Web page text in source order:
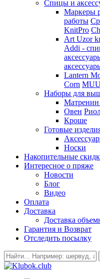
Спицы и
Маркеры
работы
KnitPro
Art Uzor
Addi -
Lantern
Corn
Наборы для
Овен
Кроше
Готовые
Носки
Накопительные
Интересное о пряже
Новости
Блог
Видео
Оплата
Доставка
Доставка
Гарантия и Возврат
Отследить посылку